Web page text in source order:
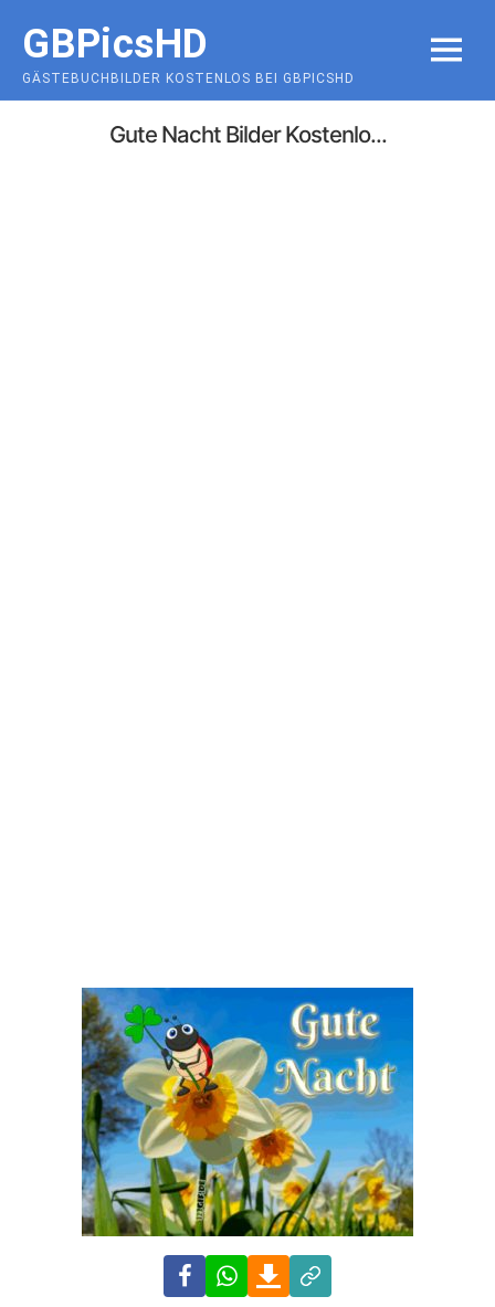
content
GBPicsHD
GÄSTEBUCHBILDER KOSTENLOS BEI GBPICSHD
MENU
Gute Nacht Bilder Kostenlo...
FacebookWhatsAppDownload
Link